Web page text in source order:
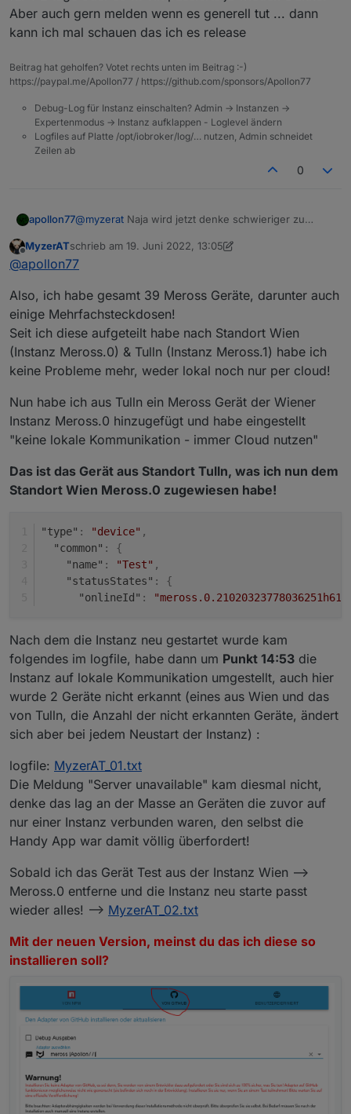
Aber auch gern melden wenn es generell tut ... dann
kann ich mal schauen das ich es release
Beitrag hat geholfen? Votet rechts unten im Beitrag :-)
https://paypal.me/Apollon77 / https://github.com/sponsors/Apollon77
Debug-Log für Instanz einschalten? Admin -> Instanzen ->
Expertenmodus -> Instanz aufklappen - Loglevel ändern
Logfiles auf Platte /opt/iobroker/log/… nutzen, Admin schneidet
Zeilen ab
0
apollon77@myzerat Naja wird jetzt denke schwieriger zu
Also auf GitHub ist neue Version (Versionsnummer
erstmal die gleiche). die neue Version hat zwei
1.) man kann jetzt pro gerät im State
"localConnection" setzen ob lokal oder Cloud
Instanz nicht lokal nutzen soll (das gewinnt). So
hättest Du mit Deinem Mischsetup für die entfernten
Geräte einfach die lokale Verbindung abschalten
2.) Der Adapter versucht jetzt diesen "Server
unavailable" Fall zu erkennen und einen kompletten
Reinit der MQTT Verbindung zu machen ...
nochmal provozieren kannst ... kannst ja mal
versuchen an einem Standort lokale Connection zu
menge der Geräte bei Dir ... Who knows.
Aber am Ende ist lokal viel besser. Hatte auch beim
Aktionen ... Keine Ahnung was die da kaputt gespielt
haben :-(
Wäre cool wenn du bllt einen Standort bei dir mit der
neuen version mal auf "voll Cloud" laufen lassen
kannst für 1-2 tage oder so ... vllt passierts ja wieder.
... dann kann ich mal schauen das ich es release
Offline
MyzerATschrieb am 19. Juni 2022, 13:05
zuletzt editiert von MyzerAT
@apollon77
Also, ich habe gesamt 39 Meross Geräte, darunter auch
einige Mehrfachsteckdosen!
Seit ich diese aufgeteilt habe nach Standort Wien
(Instanz Meross.0) & Tulln (Instanz Meross.1) habe ich
keine Probleme mehr, weder lokal noch nur per cloud!
Nun habe ich aus Tulln ein Meross Gerät der Wiener
Instanz Meross.0 hinzugefügt und habe eingestellt
"keine lokale Kommunikation - immer Cloud nutzen"
Das ist das Gerät aus Standort Tulln, was ich nun dem
Standort Wien Meross.0 zugewiesen habe!
"type" : "device" ,
"common" :
{
"name" : "Test" ,
"statusStates" :
{
"onlineId" :
Nach dem die Instanz neu gestartet wurde kam
folgendes im logfile, habe dann um Punkt 14:53 die
Instanz auf lokale Kommunikation umgestellt, auch hier
wurde 2 Geräte nicht erkannt (eines aus Wien und das
von Tulln, die Anzahl der nicht erkannten Geräte, ändert
sich aber bei jedem Neustart der Instanz) :
logfile: MyzerAT_01.txt
Die Meldung "Server unavailable" kam diesmal nicht,
denke das lag an der Masse an Geräten die zuvor auf
nur einer Instanz verbunden waren, den selbst die
Handy App war damit völlig überfordert!
Sobald ich das Gerät Test aus der Instanz Wien -->
Meross.0 entferne und die Instanz neu starte passt
wieder alles! --> MyzerAT_02.txt
Mit der neuen Version, meinst du das ich diese so
installieren soll?